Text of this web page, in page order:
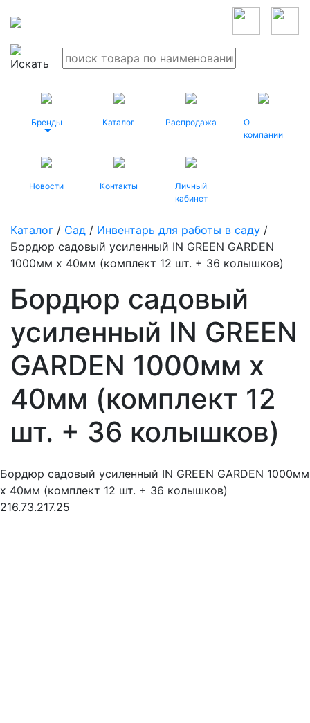
Бренды Каталог Распродажа
О
компании
Новости Контакты
Личный
кабинет
Каталог / Сад / Инвентарь для работы в саду /
Бордюр садовый усиленный IN GREEN GARDEN
1000мм х 40мм (комплект 12 шт. + 36 колышков)
Бордюр садовый
усиленный IN GREEN
GARDEN 1000мм х
40мм (комплект 12
шт. + 36 колышков)
Бордюр садовый усиленный IN GREEN GARDEN 1000мм
х 40мм (комплект 12 шт. + 36 колышков)
216.73.217.25